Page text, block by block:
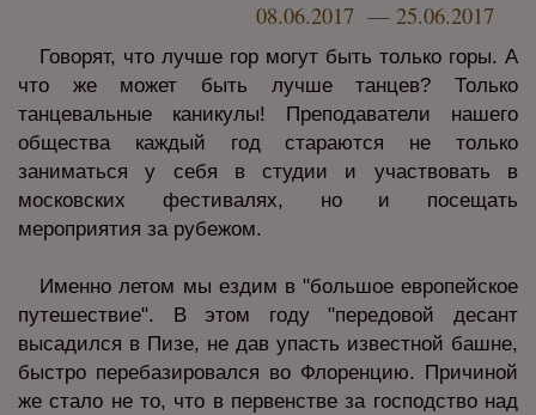
08.06.2017 — 25.06.2017
Говорят, что лучше гор могут быть только горы. А
что же может быть лучше танцев? Только
танцевальные каникулы! Преподаватели нашего
общества каждый год стараются не только
заниматься у себя в студии и участвовать в
московских фестивалях, но и посещать
мероприятия за рубежом.
Именно летом мы ездим в "большое европейское
путешествие". В этом году "передовой десант
высадился в Пизе, не дав упасть известной башне,
быстро перебазировался во Флоренцию. Причиной
же стало не то, что в первенстве за господство над